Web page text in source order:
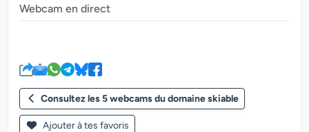
Webcam en direct
Consultez les 5 webcams du domaine skiable
Ajouter à tes favoris